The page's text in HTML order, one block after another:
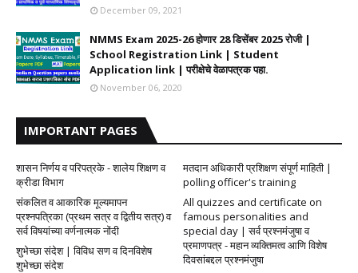
December 09, 2021
NMMS Exam 2025-26 होणार 28 डिसेंबर 2025 रोजी |
School Registration Link | Student
Application link | परीक्षेचे वेळापत्रक पहा.
November 06, 2020
IMPORTANT PAGES
शासन निर्णय व परिपत्रके - शालेय शिक्षण व
क्रीडा विभाग
मतदान अधिकारी प्रशिक्षण संपूर्ण माहिती |
polling officer's training
संकलित व आकारिक मूल्यमापन
प्रश्नपत्रिका (प्रथम सत्र व द्वितीय सत्र) व
सर्व विषयांच्या वर्णनात्मक नोंदी
All quizzes and certificate on
famous personalities and
special day | सर्व प्रश्नमंजुषा व
प्रमाणपत्र - महान व्यक्तिमत्व आणि विशेष
दिवसांबद्दल प्रश्नमंजुषा
शुभेच्छा संदेश | विविध सण व दिनविशेष
शुभेच्छा संदेश